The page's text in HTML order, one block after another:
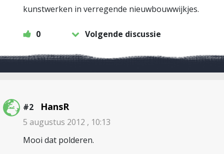
kunstwerken in verregende nieuwbouwwijkjes.
0 Volgende discussie
#2 HansR
5 augustus 2012 , 10:13
Mooi dat polderen.